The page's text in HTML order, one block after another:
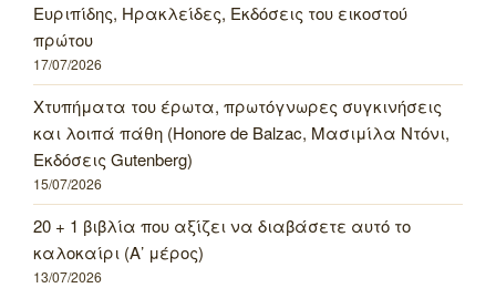
Ευριπίδης, Ηρακλείδες, Εκδόσεις του εικοστού
πρώτου
17/07/2026
Χτυπήματα του έρωτα, πρωτόγνωρες συγκινήσεις
και λοιπά πάθη (Honore de Balzac, Μασιμίλα Ντόνι,
Εκδόσεις Gutenberg)
15/07/2026
20 + 1 βιβλία που αξίζει να διαβάσετε αυτό το
καλοκαίρι (Α’ μέρος)
13/07/2026